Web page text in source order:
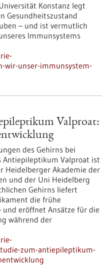
Konstanz legt
Gesundheitszustand
– und ist vermutlich
Immunsystems
unser-immunsystem-
Valproat:
des Gehirns bei
Antiepileptikum Valproat ist
Heidelberger Akademie der
und der Uni Heidelberg
Gehirns liefert
die frühe
eröffnet Ansätze für die
während der
zum-antiepileptikum-